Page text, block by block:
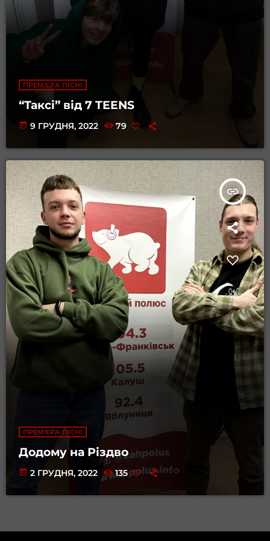
ПРЕМ'ЄРА ПІСНІ
“Таксі” від 7 TEENS
today 9 ГРУДНЯ, 2022 79
insert_link
ПРЕМ'ЄРА ПІСНІ
Додому на Різдво
today 2 ГРУДНЯ, 2022 135